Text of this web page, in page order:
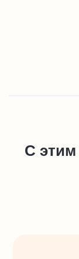
С этим